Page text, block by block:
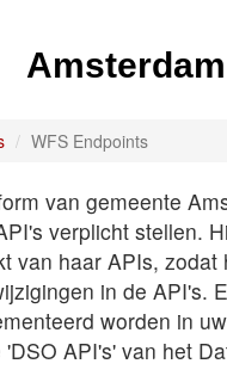
WFS Endpoints
van gemeente
verplicht stellen.
van haar APIs,
in de API's.
worden in
API's' van het